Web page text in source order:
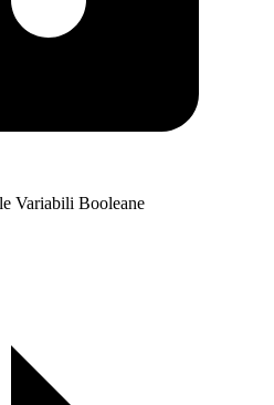
Variabili Booleane